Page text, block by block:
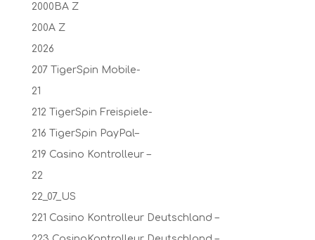
2000BA Z
200A Z
2026
207 TigerSpin Mobile-
21
212 TigerSpin Freispiele-
216 TigerSpin PayPal–
219 Casino Kontrolleur –
22
22_07_US
221 Casino Kontrolleur Deutschland –